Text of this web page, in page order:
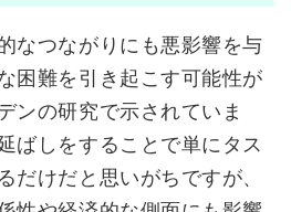
なつながりにも悪影響を与
困難を引き起こす可能性が
ンの研究で示されていま
ばしをすることで単にタス
だけだと思いがちですが、